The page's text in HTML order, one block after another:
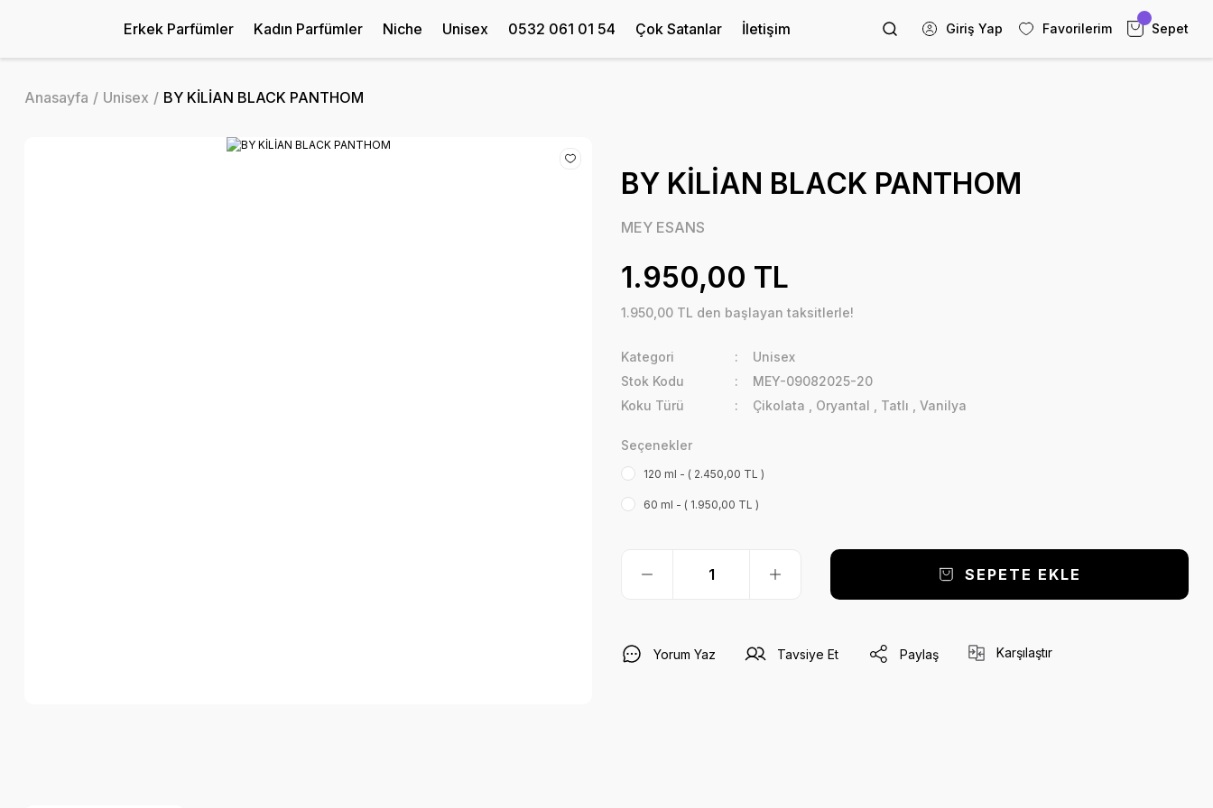
Erkek Parfümler Kadın Parfümler Niche Unisex 0532 061 01 54 Çok Satanlar İletişim Giriş Yap Favorilerim Sepet
Anasayfa Unisex BY KİLİAN BLACK PANTHOM
BY KİLİAN BLACK PANTHOM
MEY ESANS
1.950,00 TL
1.950,00 TL den başlayan taksitlerle!
Kategori
Unisex
Stok Kodu
MEY-09082025-20
Koku Türü
Çikolata Oryantal Tatlı Vanilya
Seçenekler
120 ml - ( 2.450,00 TL )
60 ml - ( 1.950,00 TL )
SEPETE EKLE
Yorum Yaz Tavsiye Et Paylaş Karşılaştır